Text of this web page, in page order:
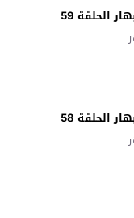
الحلقة 59
الحلقة 58